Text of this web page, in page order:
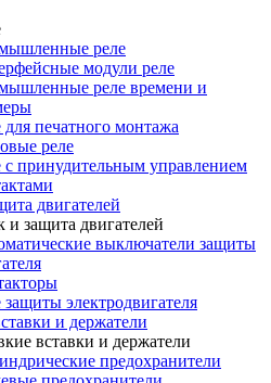
реле
модули реле
реле времени и
для печатного монтажа
реле
с принудительным управлением
двигателей
и защита двигателей
выключатели защиты
защиты электродвигателя
и держатели
вставки и держатели
предохранители